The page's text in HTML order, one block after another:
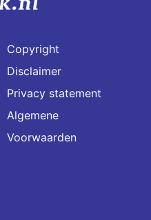
Copyright
Disclaimer
Privacy statement
Algemene
Voorwaarden